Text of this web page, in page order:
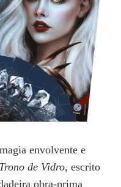
envolvente e
de Vidro, escrito
obra-prima